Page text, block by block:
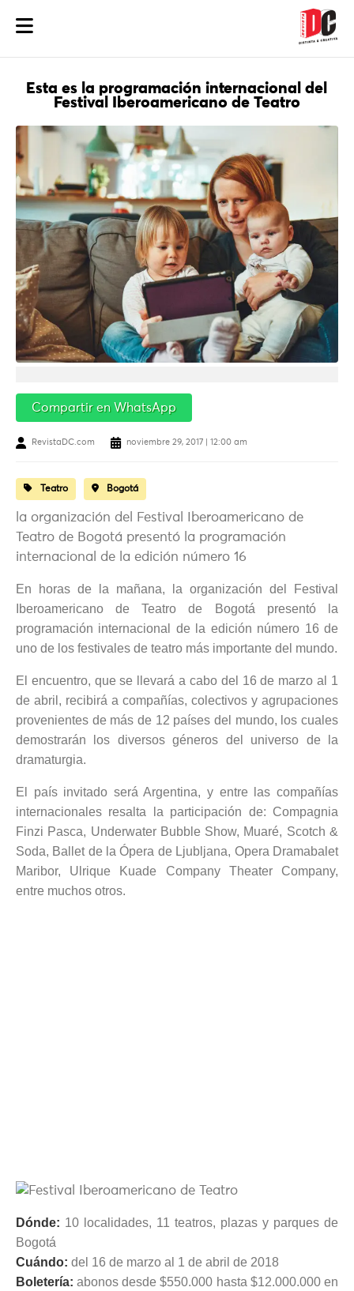
Esta es la programación internacional del
Festival Iberoamericano de Teatro
Compartir en WhatsApp
RevistaDC.com noviembre 29, 2017 | 12:00 am
Teatro Bogotá
la organización del Festival Iberoamericano de
Teatro de Bogotá presentó la programación
internacional de la edición número 16
En horas de la mañana, la organización del Festival
Iberoamericano de Teatro de Bogotá presentó la
programación internacional de la edición número 16 de
uno de los festivales de teatro más importante del mundo.
El encuentro, que se llevará a cabo del 16 de marzo al 1
de abril, recibirá a compañías, colectivos y agrupaciones
provenientes de más de 12 países del mundo, los cuales
demostrarán los diversos géneros del universo de la
dramaturgia.
El país invitado será Argentina, y entre las compañías
internacionales resalta la participación de: Compagnia
Finzi Pasca, Underwater Bubble Show, Muaré, Scotch &
Soda, Ballet de la Ópera de Ljubljana, Opera Dramabalet
Maribor, Ulrique Kuade Company Theater Company,
entre muchos otros.
Dónde: 10 localidades, 11 teatros, plazas y parques de
Bogotá
Cuándo: del 16 de marzo al 1 de abril de 2018
Boletería: abonos desde $550.000 hasta $12.000.000 en